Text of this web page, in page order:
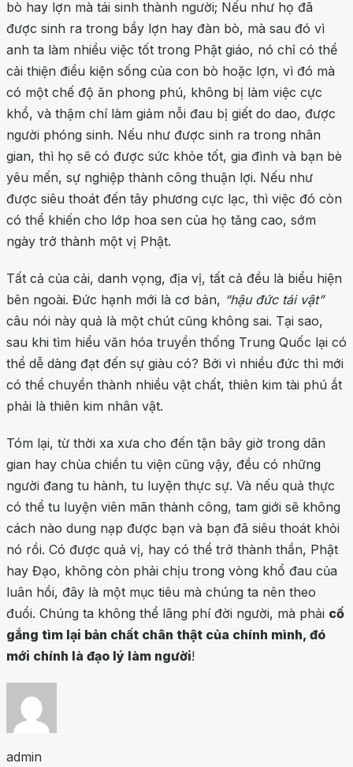
bò hay lợn mà tái sinh thành người; Nếu như họ đã
được sinh ra trong bầy lợn hay đàn bò, mà sau đó vì
anh ta làm nhiều việc tốt trong Phật giáo, nó chỉ có thể
cải thiện điều kiện sống của con bò hoặc lợn, vì đó mà
có một chế độ ăn phong phú, không bị làm việc cực
khổ, và thậm chí làm giảm nỗi đau bị giết do dao, được
người phóng sinh. Nếu như được sinh ra trong nhân
gian, thì họ sẽ có được sức khỏe tốt, gia đình và bạn bè
yêu mến, sự nghiệp thành công thuận lợi. Nếu như
được siêu thoát đến tây phương cực lạc, thì việc đó còn
có thể khiến cho lớp hoa sen của họ tăng cao, sớm
ngày trở thành một vị Phật.
Tất cả của cải, danh vọng, địa vị, tất cả đều là biểu hiện
bên ngoài. Đức hạnh mới là cơ bản, “hậu đức tái vật”
câu nói này quả là một chút cũng không sai. Tại sao,
sau khi tìm hiểu văn hóa truyền thống Trung Quốc lại có
thể dễ dàng đạt đến sự giàu có? Bởi vì nhiều đức thì mới
có thể chuyển thành nhiều vật chất, thiên kim tài phú ắt
phải là thiên kim nhân vật.
Tóm lại, từ thời xa xưa cho đến tận bây giờ trong dân
gian hay chùa chiền tu viện cũng vậy, đều có những
người đang tu hành, tu luyện thực sự. Và nếu quả thực
có thể tu luyện viên mãn thành công, tam giới sẽ không
cách nào dung nạp được bạn và bạn đã siêu thoát khỏi
nó rồi. Có được quả vị, hay có thể trở thành thần, Phật
hay Đạo, không còn phải chịu trong vòng khổ đau của
luân hồi, đây là một mục tiêu mà chúng ta nên theo
đuổi. Chúng ta không thể lãng phí đời người, mà phải cố
gắng tìm lại bản chất chân thật của chính mình, đó
mới chính là đạo lý làm người!
admin